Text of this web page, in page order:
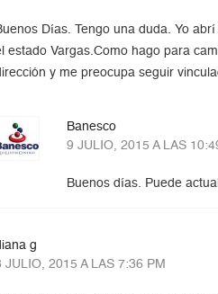
Días. Tengo una duda. Yo
estado Vargas.Como hago para
y me preocupa seguir
Banesco
9 JULIO, 2015 A LAS
Buenos días. Puede
g
JULIO, 2015 A LAS 7:36 PM